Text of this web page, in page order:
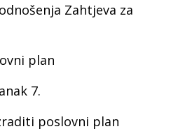
Zahtjeva za
plan
7.
poslovni plan